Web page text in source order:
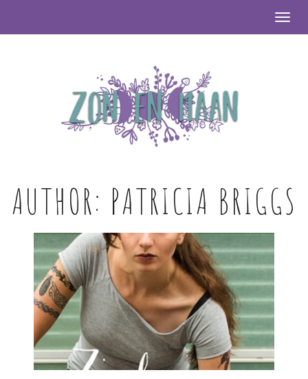
AUTHOR: PATRICIA BRIGGS